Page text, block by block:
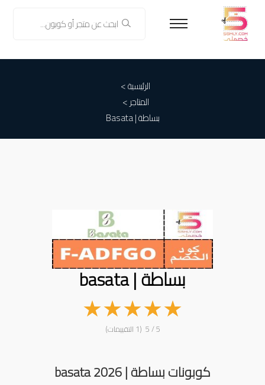
الرئيسية >
المتاجر >
بساطة | Basata
بساطة | basata
★
★
★
★
★ 5 / 5 (1 التقييمات)
كوبونات بساطة | basata 2026